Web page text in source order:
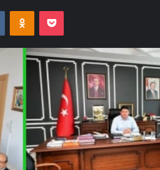
VKontakteOdnoklassniki
Pocket